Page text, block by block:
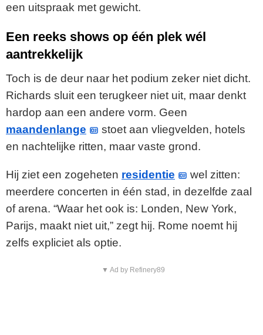
een uitspraak met gewicht.
Een reeks shows op één plek wél
aantrekkelijk
Toch is de deur naar het podium zeker niet dicht.
Richards sluit een terugkeer niet uit, maar denkt
hardop aan een andere vorm. Geen
maandenlange
stoet aan vliegvelden, hotels
en nachtelijke ritten, maar vaste grond.
Hij ziet een zogeheten residentie
wel zitten:
meerdere concerten in één stad, in dezelfde zaal
of arena. “Waar het ook is: Londen, New York,
Parijs, maakt niet uit,” zegt hij. Rome noemt hij
zelfs expliciet als optie.
▼ Ad by Refinery89